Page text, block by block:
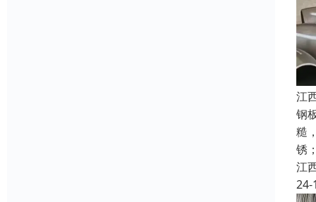
江
钢
糙
锈
江
24-